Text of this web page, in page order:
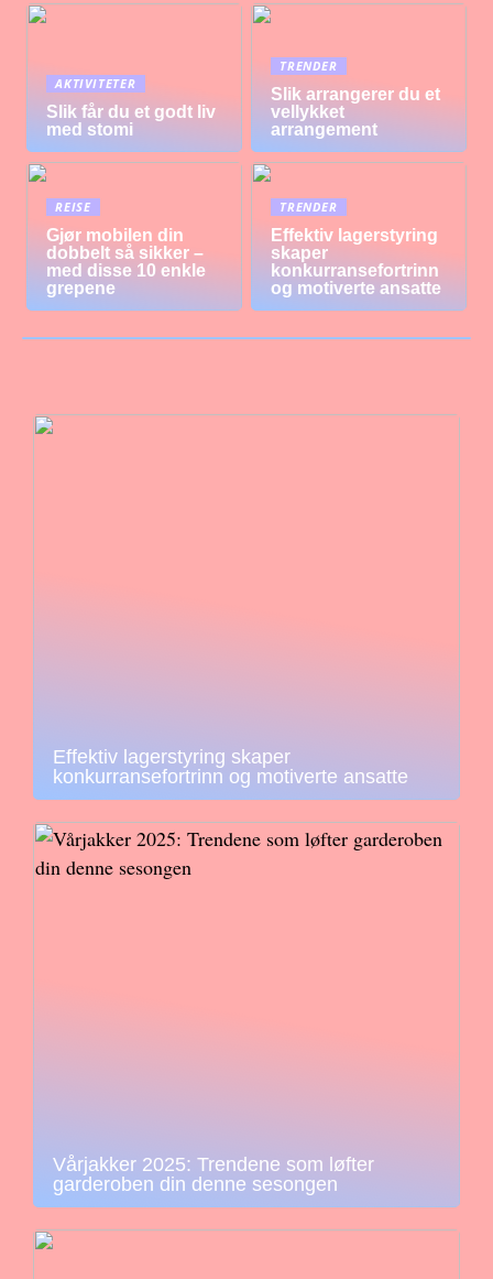
AKTIVITETER
Slik får du et godt liv
med stomi
TRENDER
Slik arrangerer du et
vellykket
arrangement
REISE
Gjør mobilen din
dobbelt så sikker –
med disse 10 enkle
grepene
TRENDER
Effektiv lagerstyring
skaper
konkurransefortrinn
og motiverte ansatte
Effektiv lagerstyring skaper
konkurransefortrinn og motiverte ansatte
Vårjakker 2025: Trendene som løfter
garderoben din denne sesongen